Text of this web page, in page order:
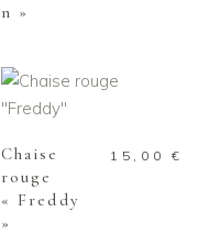
n »
AJOUTER AU
PANIER
Chaise
rouge
« Freddy
»
15,00 €